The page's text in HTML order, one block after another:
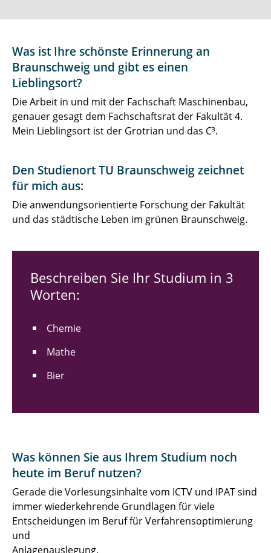
Was ist Ihre schönste Erinnerung an
Braunschweig und gibt es einen
Lieblingsort?
Die Arbeit in und mit der Fachschaft Maschinenbau,
genauer gesagt dem Fachschaftsrat der Fakultät 4.
Mein Lieblingsort ist der Grotrian und das C³.
Den Studienort TU Braunschweig zeichnet
für mich aus:
Die anwendungsorientierte Forschung der Fakultät
und das städtische Leben im grünen Braunschweig.
Beschreiben Sie Ihr Studium in 3
Worten:
Chemie
Mathe
Bier
Was können Sie aus Ihrem Studium noch
heute im Beruf nutzen?
Gerade die Vorlesungsinhalte vom ICTV und IPAT sind
immer wiederkehrende Grundlagen für viele
Entscheidungen im Beruf für Verfahrensoptimierung
und
Anlagenauslegung.